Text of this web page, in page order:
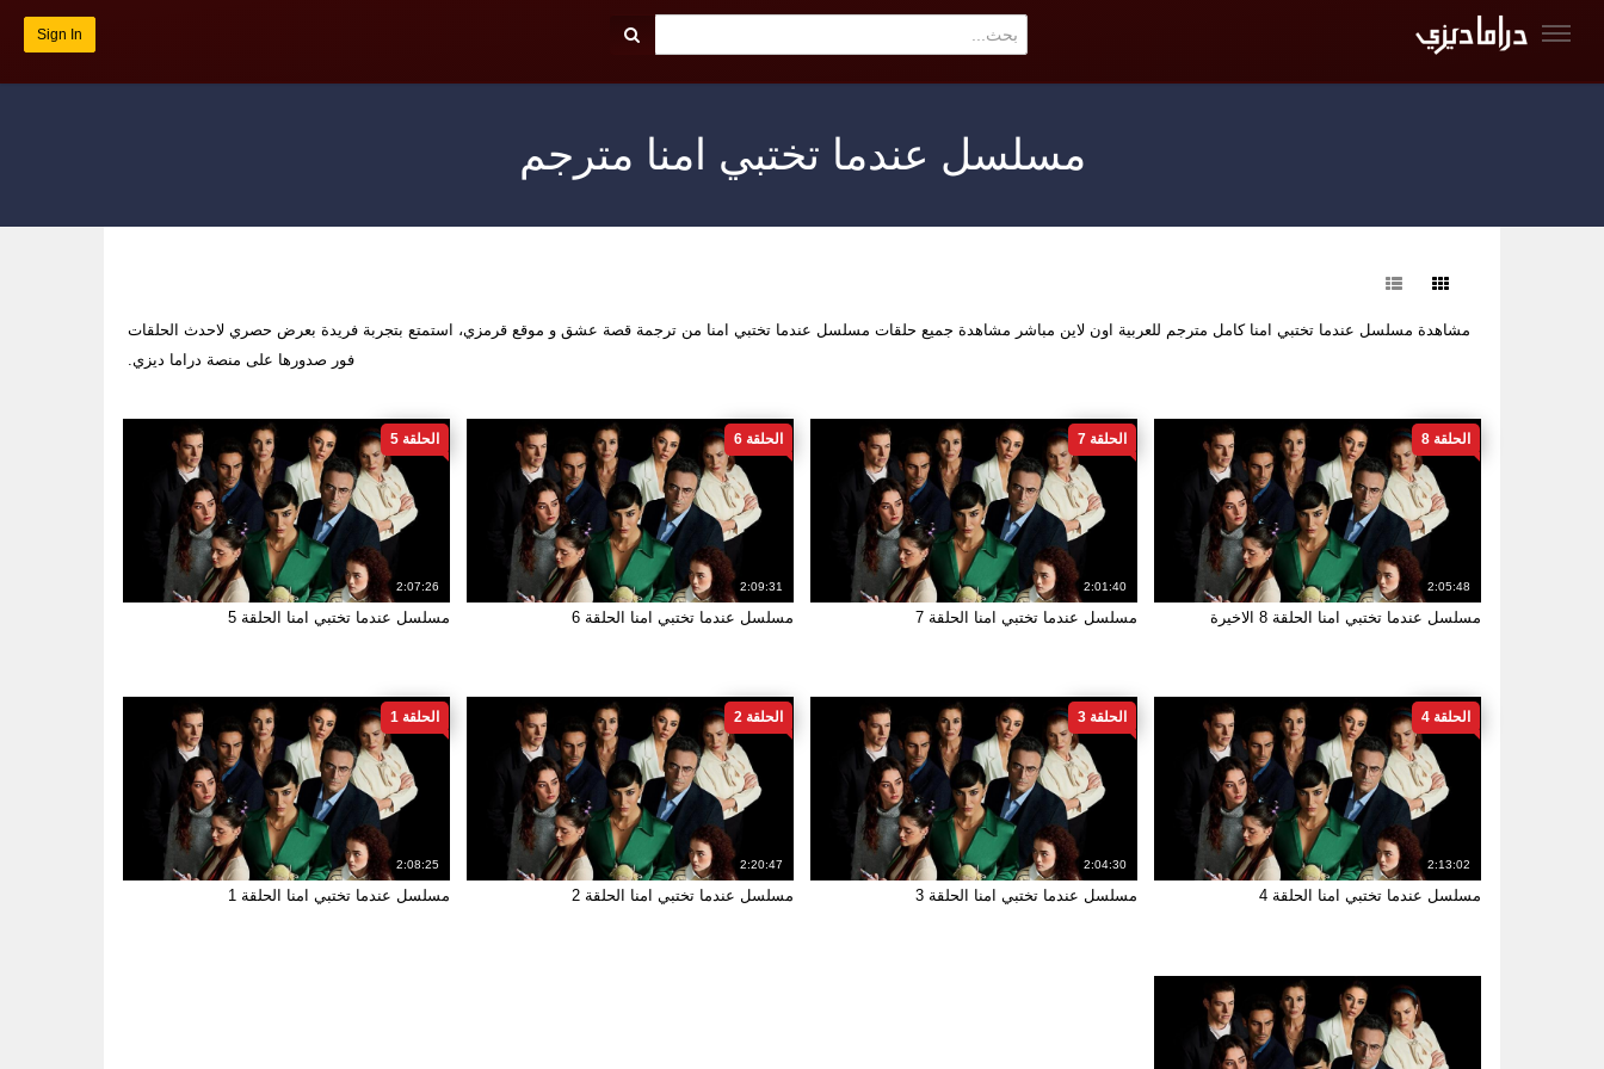
Sign In
مسلسل عندما تختبي امنا مترجم
مشاهدة مسلسل عندما تختبي امنا كامل مترجم للعربية اون لاين مباشر مشاهدة جميع حلقات مسلسل عندما تختبي امنا من ترجمة قصة عشق و موقع قرمزي، استمتع بتجربة فريدة بعرض حصري لاحدث الحلقات
فور صدورها على منصة دراما ديزي.
2:05:48
الحلقة 8
مسلسل عندما تختبي امنا الحلقة 8 الاخيرة
2:01:40
الحلقة 7
مسلسل عندما تختبي امنا الحلقة 7
2:09:31
الحلقة 6
مسلسل عندما تختبي امنا الحلقة 6
2:07:26
الحلقة 5
مسلسل عندما تختبي امنا الحلقة 5
2:13:02
الحلقة 4
مسلسل عندما تختبي امنا الحلقة 4
2:04:30
الحلقة 3
مسلسل عندما تختبي امنا الحلقة 3
2:20:47
الحلقة 2
مسلسل عندما تختبي امنا الحلقة 2
2:08:25
الحلقة 1
مسلسل عندما تختبي امنا الحلقة 1